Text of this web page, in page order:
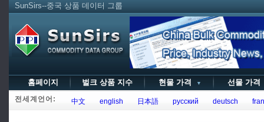
SunSirs--중국 상품 데이터 그룹
홈페이지 벌크 상품 지수 현물 가격 ▼ 선물 가
전세계언어: 中文 english 日本語 русский deutsch